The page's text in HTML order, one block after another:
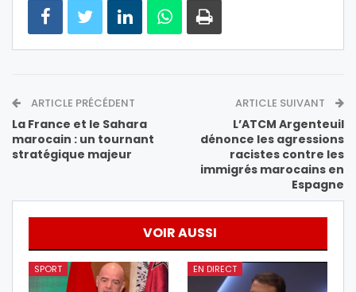
ARTICLE PRÉCÉDENT
La France et le Sahara
marocain : un tournant
stratégique majeur
ARTICLE SUIVANT
L’ATCM Argenteuil
dénonce les agressions
racistes contre les
immigrés marocains en
Espagne
VOIR AUSSI
SPORT EN DIRECT